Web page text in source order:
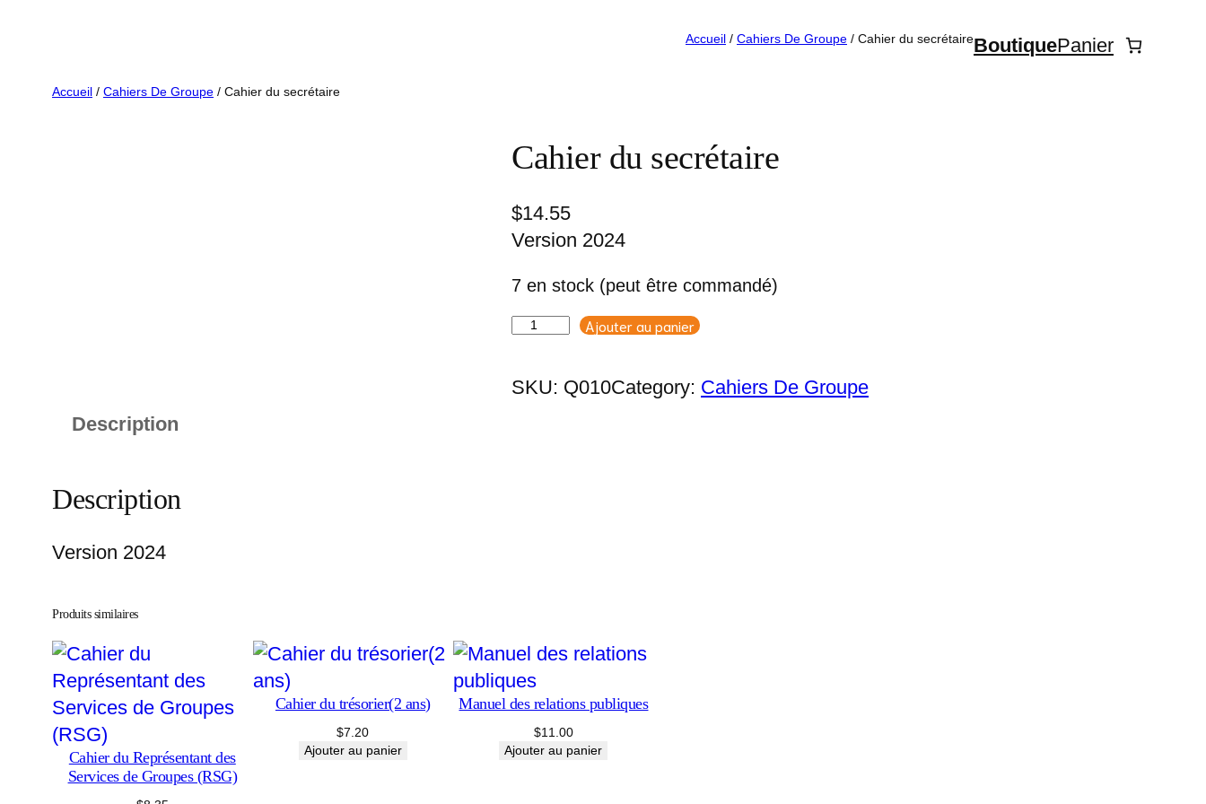
Accueil / Cahiers De Groupe / Cahier du secrétaireBoutiquePanier
Accueil / Cahiers De Groupe / Cahier du secrétaire
Cahier du secrétaire
$14.55
Version 2024
7 en stock (peut être commandé)
quantité
Cahier
Ajouter au panier
SKU: Q010Category: Cahiers De Groupe
Description
Description
Version 2024
Produits similaires
Cahier du Représentant des
Services de Groupes (RSG)
Cahier du trésorier(2 ans)
$7.20
Ajouter au panier
Manuel des relations publiques
$11.00
Ajouter au panier